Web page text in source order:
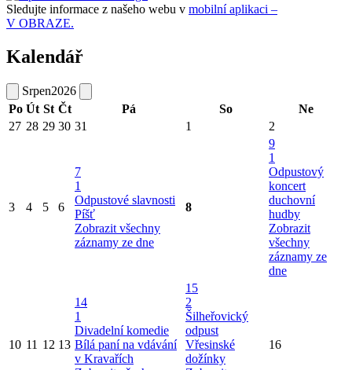
Sledujte informace z našeho webu v mobilní aplikaci –
V OBRAZE.
Kalendář
Srpen2026
Po Út St Čt Pá So
Ne
27 28 29 30 31 1 2
3 4 5 6
7
1
Odpustové slavnosti
Píšť
Zobrazit všechny
záznamy ze dne
8
9
1
Odpustový
koncert
duchovní
hudby
Zobrazit
všechny
záznamy ze
dne
10 11 12 13
14
1
Divadelní komedie
Bílá paní na vdávání
v Kravařích
15
2
Šilheřovický
odpust
Vřesinské
dožínky
16